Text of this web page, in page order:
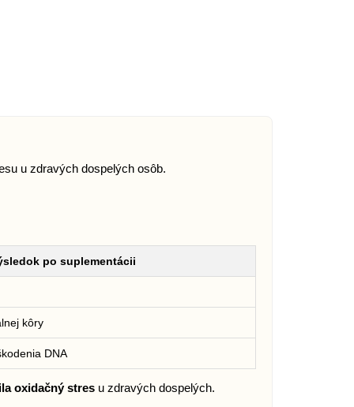
u zdravých dospelých osôb.
po suplementácii
kôry
DNA
oxidačný stres u zdravých dospelých.